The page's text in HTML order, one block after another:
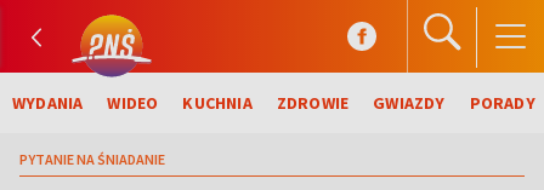
WYDANIA WIDEO KUCHNIA ZDROWIE GWIAZDY PORADY
PYTANIE NA ŚNIADANIE